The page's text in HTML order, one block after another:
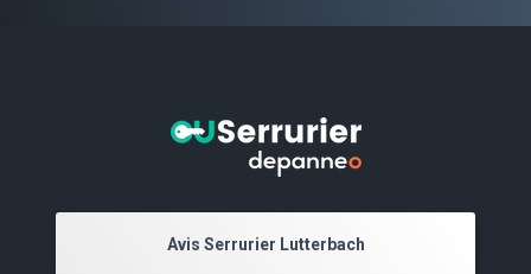
Avis Serrurier Lutterbach